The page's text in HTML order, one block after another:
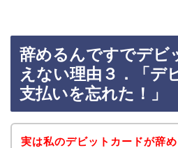
辞めるんですでデビ
えない理由３．「デ
支払いを忘れた！」
実は私のデビットカードが辞